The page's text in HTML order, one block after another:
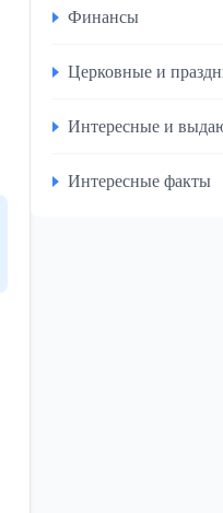
Финансы
Церковные и
Интересные и
Интересные факты